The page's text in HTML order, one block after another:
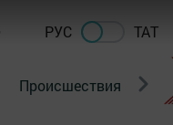
РУС ТАТ
Происшествия